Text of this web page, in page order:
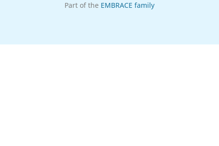
Part of the EMBRACE family